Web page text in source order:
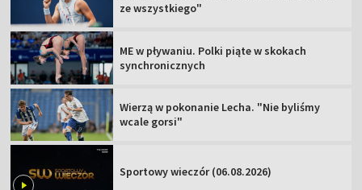
ze wszystkiego"
ME w pływaniu. Polki piąte w skokach
synchronicznych
Wierzą w pokonanie Lecha. "Nie byliśmy
wcale gorsi"
Sportowy wieczór (06.08.2026)